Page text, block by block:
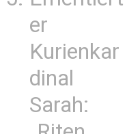
er
Kurienkar
dinal
Sarah: